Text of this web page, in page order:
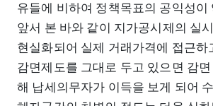
유들에 비하여 정책목표의 공익성이
앞서 본 바와 같이 지가공시제의 실
현실화되어 실제 거래가격에 접근하
감면제도를 그대로 두고 있으면 감
해 납세의무자가 이득을 보게 되어